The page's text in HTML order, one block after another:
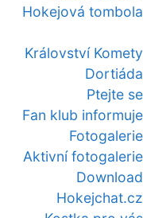
Hokejová tombola
Království Komety
Dortiáda
Ptejte se
Fan klub informuje
Fotogalerie
Aktivní fotogalerie
Download
Hokejchat.cz